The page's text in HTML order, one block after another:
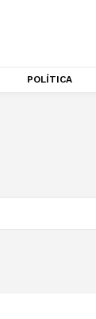
POLÍTICA